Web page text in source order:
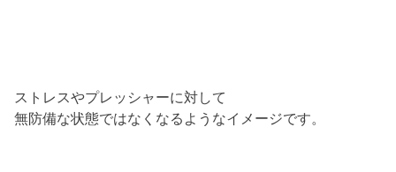
ストレスやプレッシャーに対して
無防備な状態ではなくなるようなイメージです。